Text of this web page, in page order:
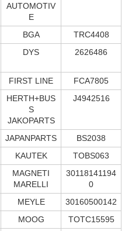
AUTOMOTIV
E
BGA
TRC4408
DYS 2626486
FIRST LINE
FCA7805
HERTH+BUS
S
JAKOPARTS
J4942516
JAPANPARTS
BS2038
KAUTEK
TOBS063
MAGNETI
MARELLI
30118141194
0
MEYLE
30160500142
MOOG
TOTC15595